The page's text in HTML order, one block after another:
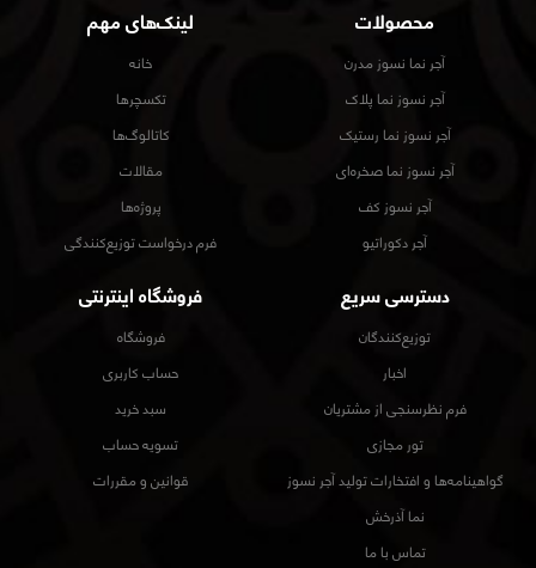
محصولات
آجر نما نسوز مدرن
آجر نسوز نما پلاک
آجر نسوز نما رستیک
آجر نسوز نما صخره‌ای
آجر نسوز کف
آجر دکوراتیو
لینک‌های مهم
خانه
تکسچرها
کاتالوگ‌ها
مقالات
پروژه‌ها
فرم درخواست توزیع‌کنندگی
دسترسی سریع
توزیع‌کنندگان
اخبار
فرم نظرسنجی از مشتریان
تور مجازی
گواهینامه‌ها و افتخارات تولید آجر نسوز
نما آذرخش
تماس با ما
فروشگاه اینترنتی
فروشگاه
حساب کاربری
سبد خرید
تسویه حساب
قوانین و مقررات